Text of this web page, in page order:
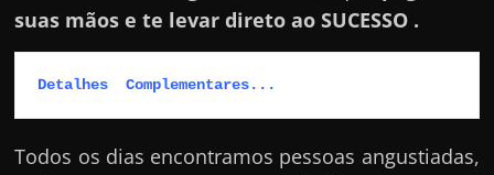
suas mãos e te levar direto ao SUCESSO .
Detalhes  Complementares...
Todos os dias encontramos pessoas angustiadas,